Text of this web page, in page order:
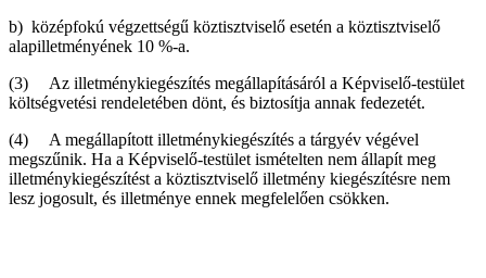
b) középfokú végzettségű köztisztviselő esetén a köztisztviselő
alapilletményének 10 %-a.
(3) Az illetménykiegészítés megállapításáról a Képviselő-testület
költségvetési rendeletében dönt, és biztosítja annak fedezetét.
(4) A megállapított illetménykiegészítés a tárgyév végével
megszűnik. Ha a Képviselő-testület ismételten nem állapít meg
illetménykiegészítést a köztisztviselő illetmény kiegészítésre nem
lesz jogosult, és illetménye ennek megfelelően csökken.